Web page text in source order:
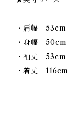
・肩幅 53cm
・身幅 50cm
・袖丈 53cm
・着丈 116cm